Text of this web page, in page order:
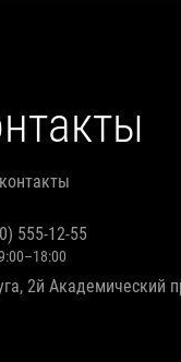
555-12-55
2й Академический